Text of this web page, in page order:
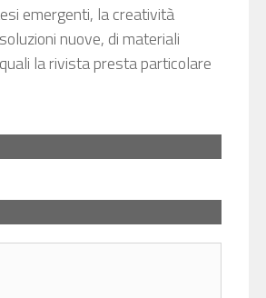
emergenti, la creatività
nuove, di materiali
la rivista presta particolare